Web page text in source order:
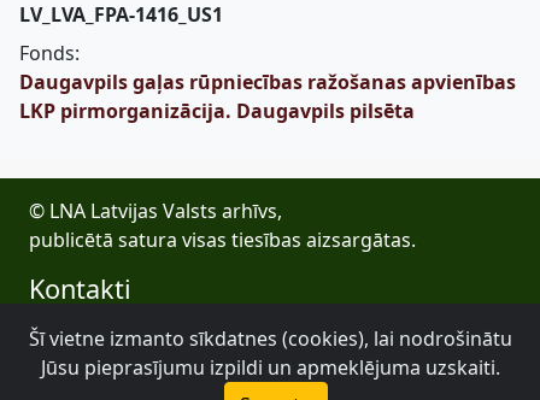
LV_LVA_FPA-1416_US1
Fonds:
Daugavpils gaļas rūpniecības ražošanas apvienības
LKP pirmorganizācija. Daugavpils pilsēta
© LNA Latvijas Valsts arhīvs,
publicētā satura visas tiesības aizsargātas.
Kontakti
E-pasts: lva@arhivi.gov.lv
Tālrunis: +371 20027447
Bezdelīgu 1A, Rīga
Šī vietne izmanto sīkdatnes (cookies), lai nodrošinātu
Jūsu pieprasījumu izpildi un apmeklējuma uzskaiti.